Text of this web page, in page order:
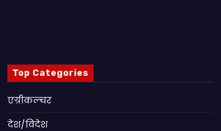
Top Categories
एग्रीकल्चर
देश/विदेश